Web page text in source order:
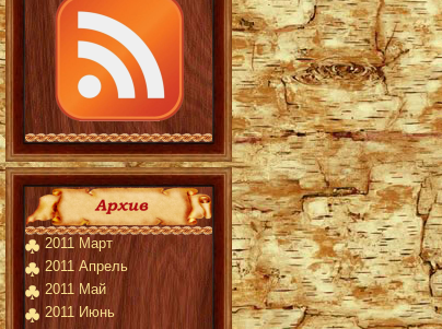
2011 Март
2011 Апрель
2011 Май
2011 Июнь